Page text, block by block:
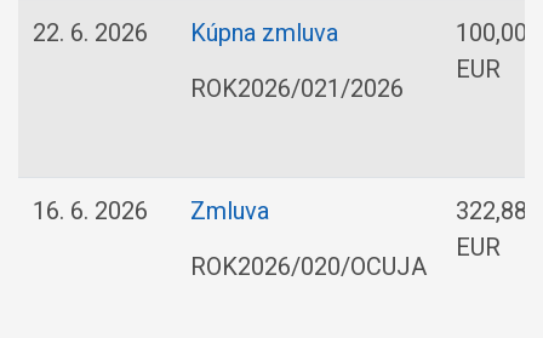
22. 6. 2026
Kúpna zmluva
ROK2026/021/2026
100,00
EUR
16. 6. 2026
Zmluva
ROK2026/020/OCUJA
322,88
EUR